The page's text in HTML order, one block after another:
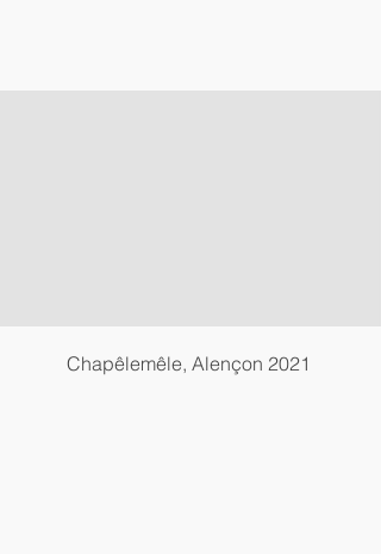
Chapêlemêle, Alençon 2021